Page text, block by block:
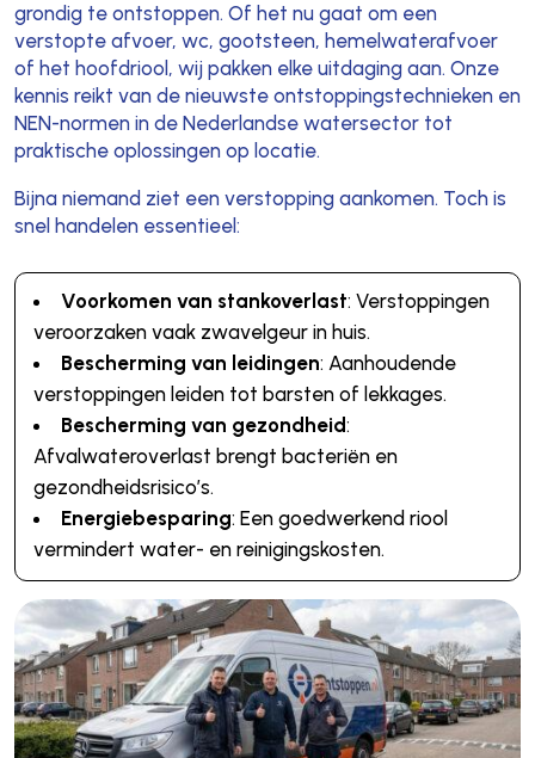
grondig te ontstoppen. Of het nu gaat om een
verstopte afvoer, wc, gootsteen, hemelwaterafvoer
of het hoofdriool, wij pakken elke uitdaging aan. Onze
kennis reikt van de nieuwste ontstoppingstechnieken en
NEN-normen in de Nederlandse watersector tot
praktische oplossingen op locatie.
Bijna niemand ziet een verstopping aankomen. Toch is
snel handelen essentieel:
Voorkomen van stankoverlast: Verstoppingen
veroorzaken vaak zwavelgeur in huis.
Bescherming van leidingen: Aanhoudende
verstoppingen leiden tot barsten of lekkages.
Bescherming van gezondheid:
Afvalwateroverlast brengt bacteriën en
gezondheidsrisico’s.
Energiebesparing: Een goedwerkend riool
vermindert water- en reinigingskosten.